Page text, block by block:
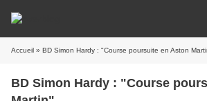
Accueil » BD Simon Hardy : "Course poursuite en Aston
BD Simon Hardy : "Course